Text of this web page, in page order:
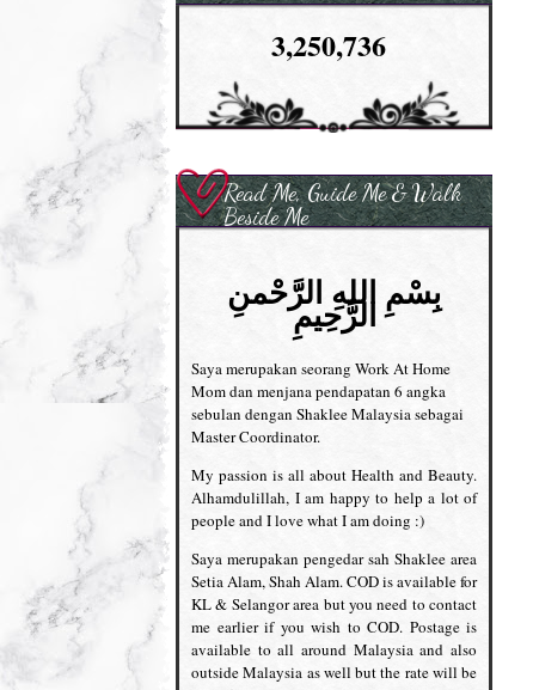
3,250,736
Read Me, Guide Me & Walk
Beside Me
بِسْمِ اللهِ الرَّحْمنِ
الرَّحِيمِ
Saya merupakan seorang Work At Home
Mom dan menjana pendapatan 6 angka
sebulan dengan Shaklee Malaysia sebagai
Master Coordinator.
My passion is all about Health and Beauty.
Alhamdulillah, I am happy to help a lot of
people and I love what I am doing :)
Saya merupakan pengedar sah Shaklee area
Setia Alam, Shah Alam. COD is available for
KL & Selangor area but you need to contact
me earlier if you wish to COD. Postage is
available to all around Malaysia and also
outside Malaysia as well but the rate will be